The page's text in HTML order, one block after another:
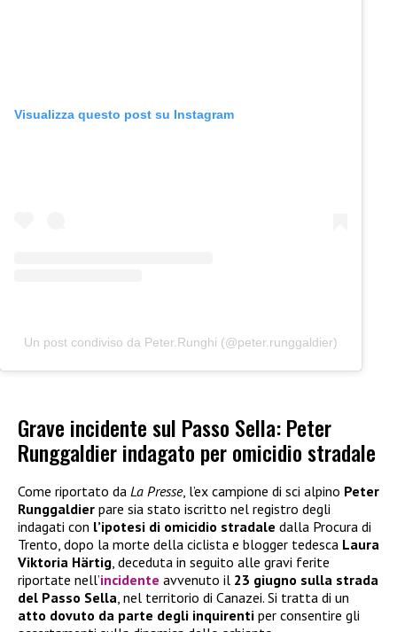
Visualizza questo post su Instagram
Un post condiviso da Peter.Runghi (@peter.runggaldier)
Grave incidente sul Passo Sella: Peter
Runggaldier indagato per omicidio stradale
Come riportato da La Presse, l’ex campione di sci alpino Peter
Runggaldier pare sia stato iscritto nel registro degli
indagati con l’ipotesi di omicidio stradale dalla Procura di
Trento, dopo la morte della ciclista e blogger tedesca Laura
Viktoria Härtig, deceduta in seguito alle gravi ferite
riportate nell’incidente avvenuto il 23 giugno sulla strada
del Passo Sella, nel territorio di Canazei. Si tratta di un
atto dovuto da parte degli inquirenti per consentire gli